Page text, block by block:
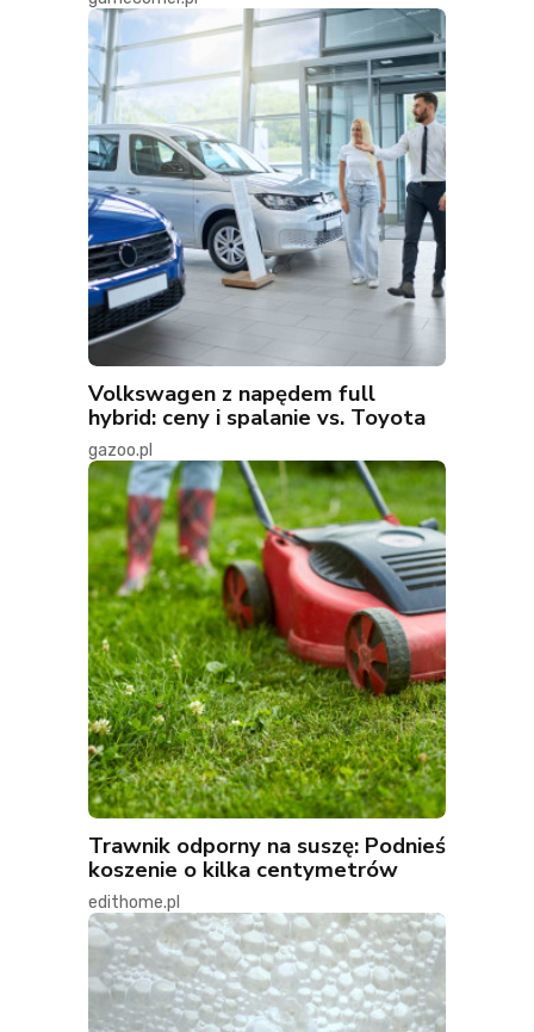
Volkswagen z napędem full
hybrid: ceny i spalanie vs. Toyota
gazoo.pl
Trawnik odporny na suszę: Podnieś
koszenie o kilka centymetrów
edithome.pl